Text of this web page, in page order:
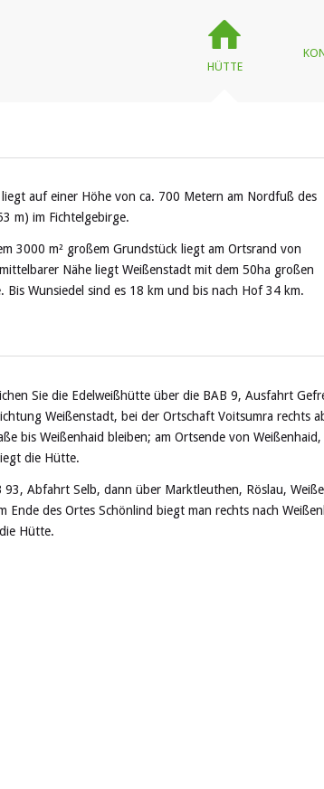
HÜTTE
auf einer Höhe von ca. 700 Metern am Nordfuß des
m) im Fichtelgebirge.
3000 m² großem Grundstück liegt am Ortsrand von
Nähe liegt Weißenstadt mit dem 50ha großen
Bis Wunsiedel sind es 18 km und bis nach Hof 34 km.
Sie die Edelweißhütte über die BAB 9, Ausfahrt
Weißenstadt, bei der Ortschaft Voitsumra rechts
bis Weißenhaid bleiben; am Ortsende von
die Hütte.
93, Abfahrt Selb, dann über Marktleuthen, Röslau,
Ende des Ortes Schönlind biegt man rechts nach
Hütte.